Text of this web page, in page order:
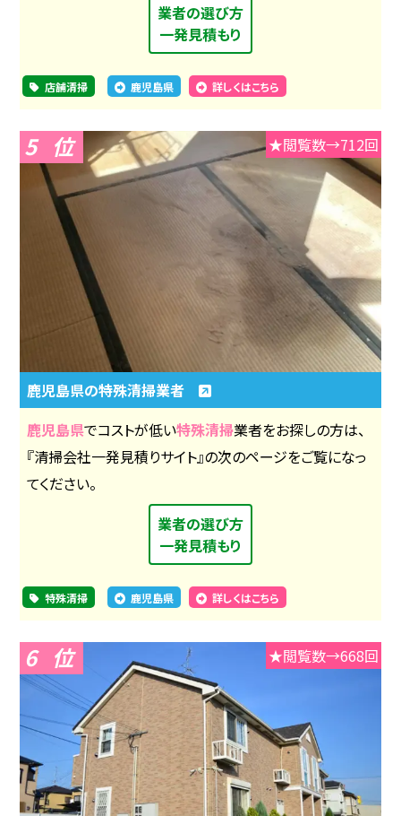
業者の選び方
一発見積もり
店舗清掃 鹿児島県 詳しくはこちら
5 ★閲覧数→712回
鹿児島県の特殊清掃業者
鹿児島県でコストが低い特殊清掃業者をお探しの方は、
『清掃会社一発見積りサイト』の次のページをご覧になっ
てください。
業者の選び方
一発見積もり
特殊清掃 鹿児島県 詳しくはこちら
6 ★閲覧数→668回